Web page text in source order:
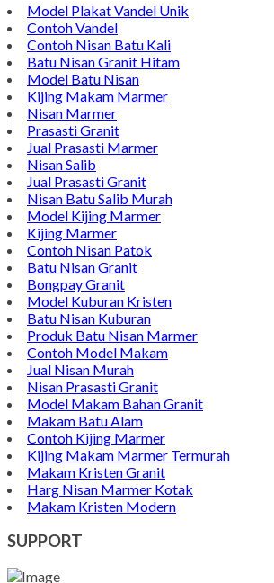
Model Plakat Vandel Unik
Contoh Vandel
Contoh Nisan Batu Kali
Batu Nisan Granit Hitam
Model Batu Nisan
Kijing Makam Marmer
Nisan Marmer
Prasasti Granit
Jual Prasasti Marmer
Nisan Salib
Jual Prasasti Granit
Nisan Batu Salib Murah
Model Kijing Marmer
Kijing Marmer
Contoh Nisan Patok
Batu Nisan Granit
Bongpay Granit
Model Kuburan Kristen
Batu Nisan Kuburan
Produk Batu Nisan Marmer
Contoh Model Makam
Jual Nisan Murah
Nisan Prasasti Granit
Model Makam Bahan Granit
Makam Batu Alam
Contoh Kijing Marmer
Kijing Makam Marmer Termurah
Makam Kristen Granit
Harg Nisan Marmer Kotak
Makam Kristen Modern
SUPPORT